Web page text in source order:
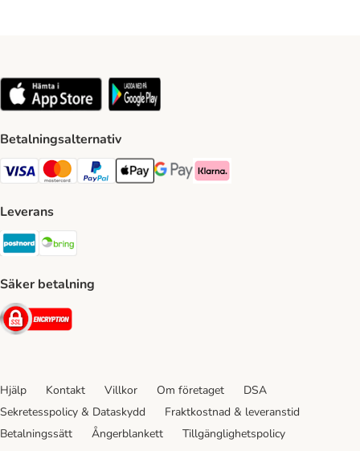
Betalningsalternativ
VISA Payment Method
Mastercard Payment Method
Paypal Payment Method
Apple Pay Payment Method
Google Pay Payment Method
Klarna Payment Method
Leverans
Postnord Shipping Method
Säker betalning
Security
Hjälp Kontakt Villkor Om företaget
DSA
Sekretesspolicy & Dataskydd
Fraktkostnad & leveranstid
Betalningssätt
Ångerblankett Tillgänglighetspolicy